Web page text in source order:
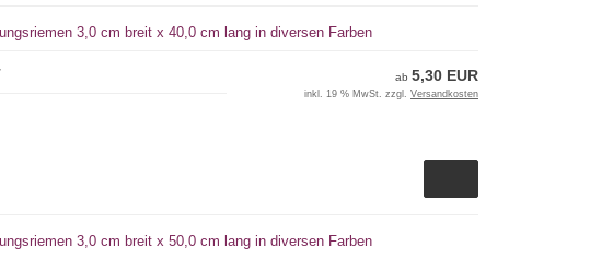
3,0 cm breit x 40,0 cm lang in diversen Farben
ab 5,30 EUR
inkl. 19 % MwSt. zzgl. Versandkosten
3,0 cm breit x 50,0 cm lang in diversen Farben